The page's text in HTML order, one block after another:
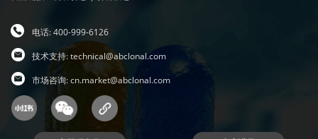
电话: 400-999-6126
技术支持:technical@abclonal.com
市场咨询:cn.market@abclonal.com